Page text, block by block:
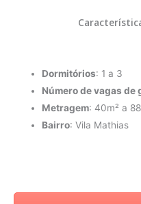
Dormitórios: 1 a 3
Número de vagas de
Metragem: 40m² a
Bairro: Vila Mathias